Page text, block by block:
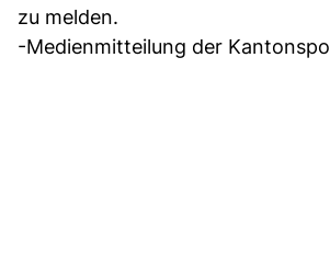
zu melden.
-Medienmitteilung der